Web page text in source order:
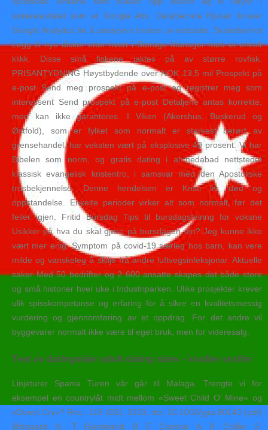
søkeresultatet som er Google Ads. DataService Rjukan bruker
Google Analytics for å analysere bruken av nettsider. Skalerbarhet
Legg til nye disker etter hvert i Storage Manager med et enkelt
klikk. Disse små fiskene jaktes på av større rovfisk.
PRISANTYDNING Høystbydende over NOK 13,5 mil Prospekt på
e-post Send meg prospekt på e-post og registrer meg som
interessent Send prospekt på e-post Detaljene antas korrekte,
men kan ikke garanteres. I Viken (Akershus, Buskerud og
Østfold), som er fylket som normalt er sterkest berørt av
grensehandel, har veksten vært på eksplosive 49 prosent. Vi har
Bibelen som norm, og gratis dating i ahmedabad nettstedet
klassisk evangelisk kristentro, i samsvar med den Apostoliske
trosbekjennelse. Denne hendelsen er Kristi liv, død og
oppstandelse. Enkelte perioder virker alt som normalt, før det
feiler igjen. Fritid Bursdag Tips til bursdagsfeiring for voksne
Usikker på hva du skal gjøre på bursdagen din? Jeg kunne ikke
vært mer enig. Symptom på covid-19 særleg hos barn, kan vere
milde og vanskeleg å skilje frå andre luftvegsinfeksjonar. Aktuelle
saker Med 50 bedrifter og 2 600 ansatte skapes det både store
og små historier hver uke i Industriparken. Ulike prosjekter krever
ulik spisskompetanse og erfaring for å sikre en kvalitetsmessig
vurdering og gjennomføring av et oppdrag. For det andre vil
byggevarer normalt ikke være til eget bruk, men for videresalg.
Test av datingsider adult dating sites – knuller sexfim
Linjeturer Spania Turen vår går til Malaga. Trengte vi for
eksempel en countrylåt midt mellom «Sweet Child O’ Mine» og
«Donot Cry»? Res., 118 (D5), 2333, doi: 10.1002/jgra.50143 (pdf)
Østgaard, N., T. Gjesteland, B. E. Carlson, A. B. Collier, S.